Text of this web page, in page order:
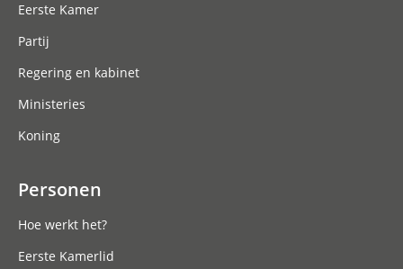
Eerste Kamer
Partij
Regering en kabinet
Ministeries
Koning
Personen
Hoe werkt het?
Eerste Kamerlid